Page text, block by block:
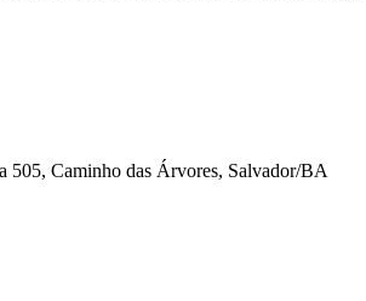
505, Caminho das Árvores, Salvador/BA